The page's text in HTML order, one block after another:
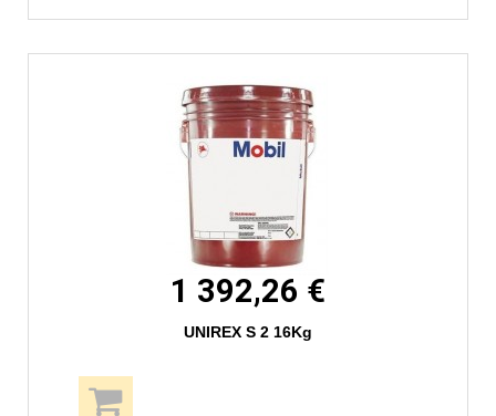
1 392,26 €
UNIREX S 2 16Kg